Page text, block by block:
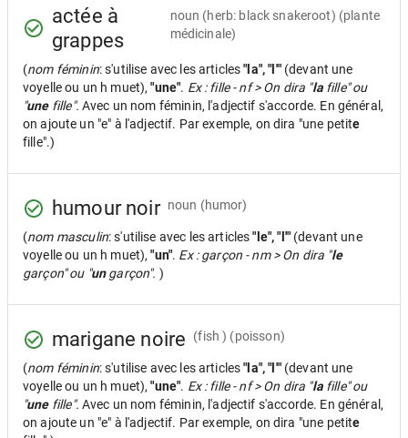
actée à
grappes
noun (herb: black snakeroot) (plante
médicinale)
(nom féminin: s'utilise avec les articles"la", "l'" (devant une
voyelle ou un h muet),"une". Ex : fille - nf > On dira "lafille" ou
"unefille". Avec un nom féminin, l'adjectif s'accorde. En général,
on ajoute un "e" à l'adjectif. Par exemple, on dira "une petite
fille".)
humour noir noun (humor)
(nom masculin: s'utilise avec les articles"le", "l'" (devant une
voyelle ou un h muet),"un". Ex : garçon - nm > On dira "le
garçon" ou "ungarçon". )
marigane noire (fish ) (poisson)
(nom féminin: s'utilise avec les articles"la", "l'" (devant une
voyelle ou un h muet),"une". Ex : fille - nf > On dira "lafille" ou
"unefille". Avec un nom féminin, l'adjectif s'accorde. En général,
on ajoute un "e" à l'adjectif. Par exemple, on dira "une petite